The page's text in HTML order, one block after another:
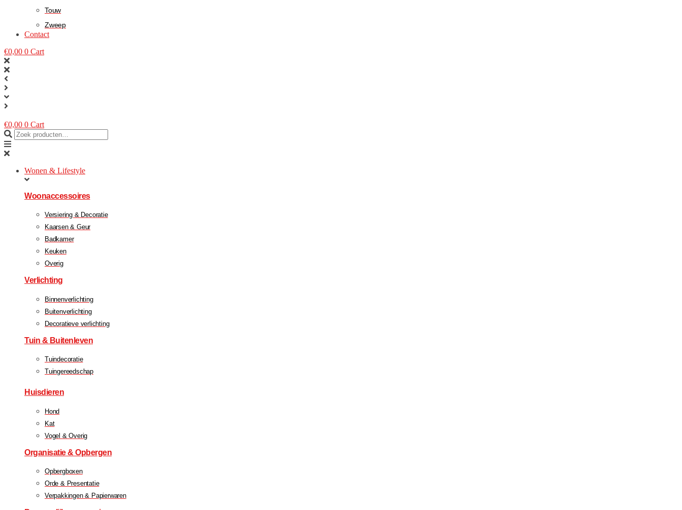
Touw
Zweep
Contact
€0,00 0 Cart
€0,00 0 Cart
Wonen & Lifestyle
Woonaccessoires
Versiering & Decoratie
Kaarsen & Geur
Badkamer
Keuken
Overig
Verlichting
Binnenverlichting
Buitenverlichting
Decoratieve verlichting
Tuin & Buitenleven
Tuindecoratie
Tuingereedschap
Huisdieren
Hond
Kat
Vogel & Overig
Organisatie & Opbergen
Opbergboxen
Orde & Presentatie
Verpakkingen & Papierwaren